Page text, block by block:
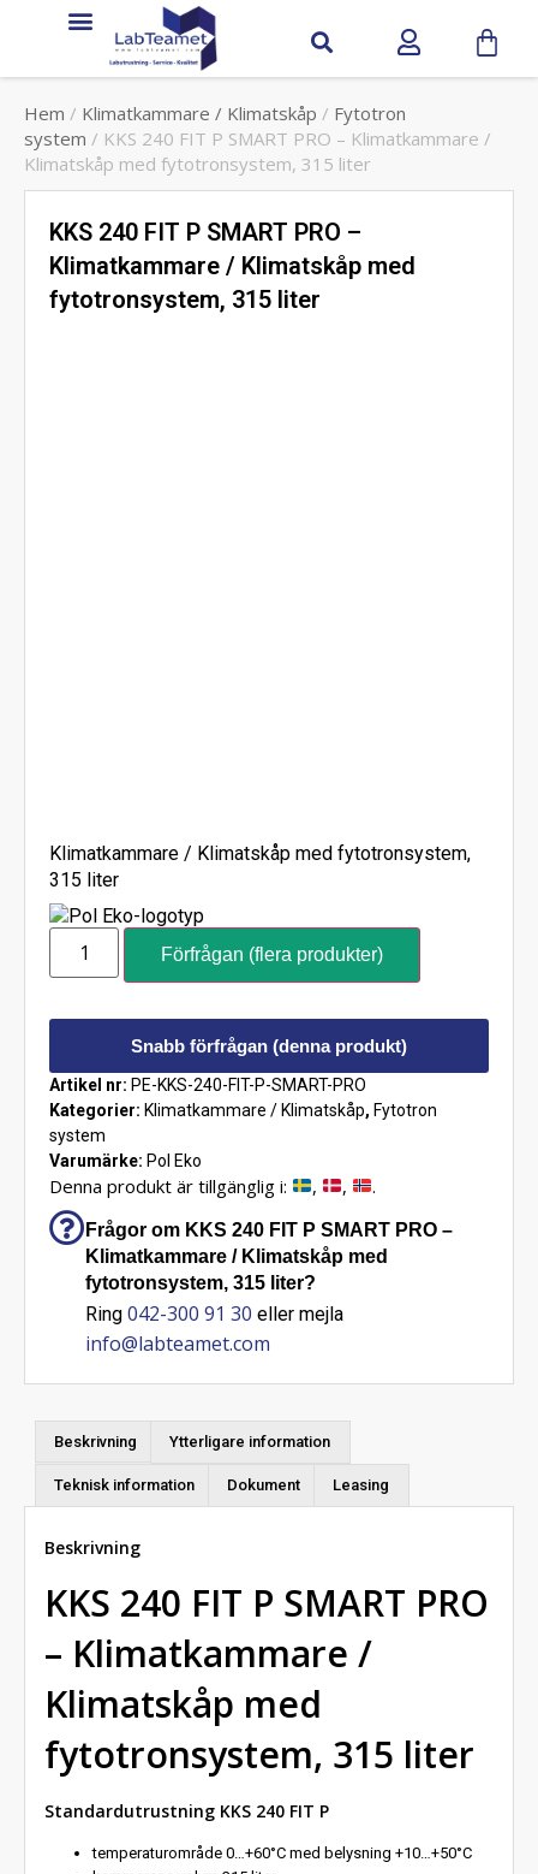
Hem / Klimatkammare / Klimatskåp / Fytotron
system / KKS 240 FIT P SMART PRO – Klimatkammare /
Klimatskåp med fytotronsystem, 315 liter
KKS 240 FIT P SMART PRO –
Klimatkammare / Klimatskåp med
fytotronsystem, 315 liter
Klimatkammare / Klimatskåp med fytotronsystem,
315 liter
Förfrågan (flera produkter)
Snabb förfrågan (denna produkt)
Artikel nr: PE-KKS-240-FIT-P-SMART-PRO
Kategorier: Klimatkammare / Klimatskåp, Fytotron
system
Varumärke: Pol Eko
Denna produkt är tillgänglig i: , , .
Frågor om KKS 240 FIT P SMART PRO –
Klimatkammare / Klimatskåp med
fytotronsystem, 315 liter?
Ring 042-300 91 30 eller mejla
info@labteamet.com
Beskrivning Ytterligare information
Teknisk information Dokument Leasing
Beskrivning
KKS 240 FIT P SMART PRO
– Klimatkammare /
Klimatskåp med
fytotronsystem, 315 liter
Standardutrustning KKS 240 FIT P
temperaturområde 0…+60°C med belysning +10…+50°C